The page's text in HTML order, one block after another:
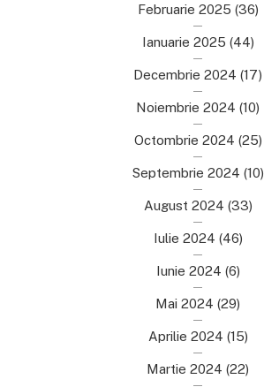
Februarie 2025 (36)
Ianuarie 2025 (44)
Decembrie 2024 (17)
Noiembrie 2024 (10)
Octombrie 2024 (25)
Septembrie 2024 (10)
August 2024 (33)
Iulie 2024 (46)
Iunie 2024 (6)
Mai 2024 (29)
Aprilie 2024 (15)
Martie 2024 (22)